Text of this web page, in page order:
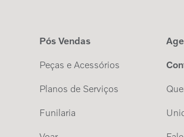
Pós Vendas
Peças e Acessórios
Planos de Serviços
Funilaria